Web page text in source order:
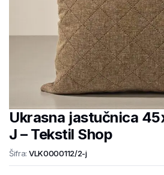
Ukrasna jastučnica
J – Tekstil Shop
Šifra: VLK0000112/2-j